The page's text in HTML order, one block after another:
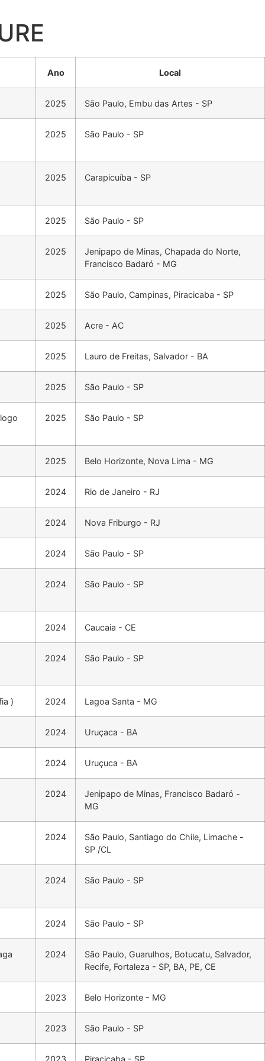
Ano Local
2025 São Paulo, Embu das Artes - SP
2025 São Paulo - SP
2025 Carapicuíba - SP
2025 São Paulo - SP
2025
Jenipapo de Minas, Chapada do Norte,
Francisco Badaró - MG
2025 São Paulo, Campinas, Piracicaba - SP
2025 Acre - AC
2025 Lauro de Freitas, Salvador - BA
2025 São Paulo - SP
2025 São Paulo - SP
2025 Belo Horizonte, Nova Lima - MG
2024 Rio de Janeiro - RJ
2024 Nova Friburgo - RJ
2024 São Paulo - SP
2024 São Paulo - SP
2024 Caucaia - CE
2024 São Paulo - SP
) 2024 Lagoa Santa - MG
2024 Uruçaca - BA
2024 Uruçuca - BA
2024
Jenipapo de Minas, Francisco Badaró -
MG
2024
São Paulo, Santiago do Chile, Limache -
SP /CL
2024 São Paulo - SP
2024 São Paulo - SP
2024
São Paulo, Guarulhos, Botucatu, Salvador,
Recife, Fortaleza - SP, BA, PE, CE
2023 Belo Horizonte - MG
2023 São Paulo - SP